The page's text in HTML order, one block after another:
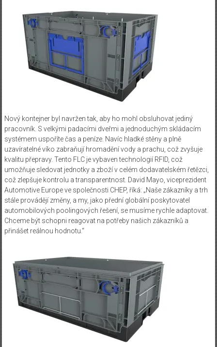
Nový kontejner byl navržen tak, aby ho mohl obsluhovat jediný
pracovník. S velkými padacími dveřmi a jednoduchým skládacím
systémem uspoříte čas a peníze. Navíc hladké stěny a plně
uzavíratelné víko zabraňují hromadění vody a prachu, což zvyšuje
kvalitu přepravy. Tento FLC je vybaven technologií RFID, což
umožňuje sledovat jednotky a zboží v celém dodavatelském řetězci,
což zlepšuje kontrolu a transparentnost. David Mayo, viceprezident
Automotive Europe ve společnosti CHEP, říká: „Naše zákazníky a trh
stále provádějí změny, a my, jako přední globální poskytovatel
automobilových poolingových řešení, se musíme rychle adaptovat.
Chceme být schopni reagovat na potřeby našich zákazníků a
přinášet reálnou hodnotu.“